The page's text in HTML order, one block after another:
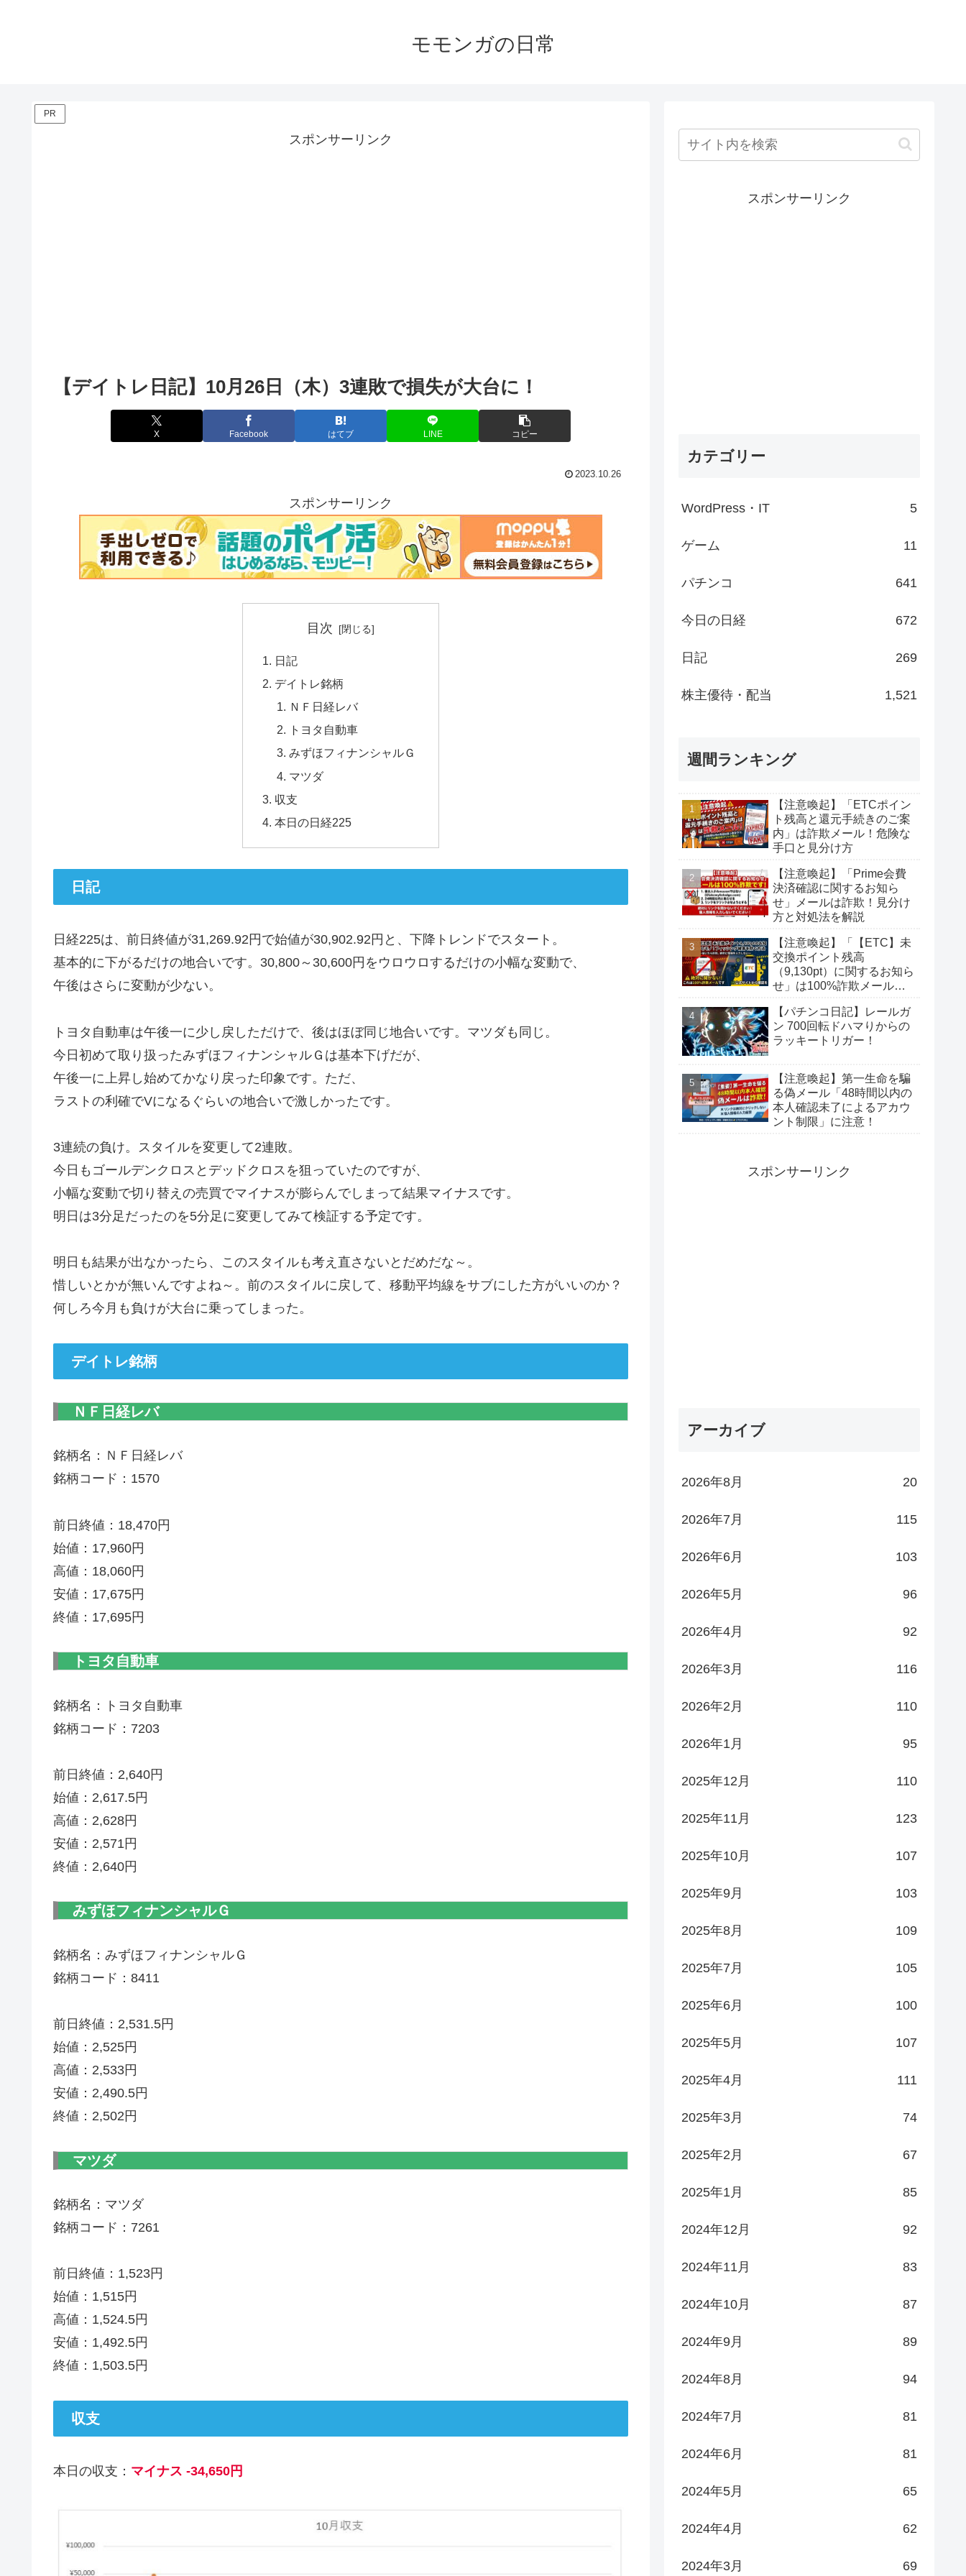
モモンガの日常
PR
スポンサーリンク
【デイトレ日記】10月26日（木）3連敗で損失が大台に！
X Facebook はてブ LINE コピー
2023.10.26
スポンサーリンク
目次
日記
デイトレ銘柄
ＮＦ日経レバ
トヨタ自動車
みずほフィナンシャルＧ
マツダ
収支
本日の日経225
日記
日経225は、前日終値が31,269.92円で始値が30,902.92円と、下降トレンドでスタート。
基本的に下がるだけの地合いです。30,800～30,600円をウロウロするだけの小幅な変動で、
午後はさらに変動が少ない。
トヨタ自動車は午後一に少し戻しただけで、後はほぼ同じ地合いです。マツダも同じ。
今日初めて取り扱ったみずほフィナンシャルＧは基本下げだが、
午後一に上昇し始めてかなり戻った印象です。ただ、
ラストの利確でVになるぐらいの地合いで激しかったです。
3連続の負け。スタイルを変更して2連敗。
今日もゴールデンクロスとデッドクロスを狙っていたのですが、
小幅な変動で切り替えの売買でマイナスが膨らんでしまって結果マイナスです。
明日は3分足だったのを5分足に変更してみて検証する予定です。
明日も結果が出なかったら、このスタイルも考え直さないとだめだな～。
惜しいとかが無いんですよね～。前のスタイルに戻して、移動平均線をサブにした方がいいのか？
何しろ今月も負けが大台に乗ってしまった。
デイトレ銘柄
ＮＦ日経レバ
銘柄名：ＮＦ日経レバ
銘柄コード：1570
前日終値：18,470円
始値：17,960円
高値：18,060円
安値：17,675円
終値：17,695円
トヨタ自動車
銘柄名：トヨタ自動車
銘柄コード：7203
前日終値：2,640円
始値：2,617.5円
高値：2,628円
安値：2,571円
終値：2,640円
みずほフィナンシャルＧ
銘柄名：みずほフィナンシャルＧ
銘柄コード：8411
前日終値：2,531.5円
始値：2,525円
高値：2,533円
安値：2,490.5円
終値：2,502円
マツダ
銘柄名：マツダ
銘柄コード：7261
前日終値：1,523円
始値：1,515円
高値：1,524.5円
安値：1,492.5円
終値：1,503.5円
収支
本日の収支： マイナス -34,650円
スポンサーリンク
カテゴリー
WordPress・IT 5
ゲーム 11
パチンコ 641
今日の日経 672
日記 269
株主優待・配当 1,521
週間ランキング
【注意喚起】「ETCポイン
ト残高と還元手続きのご案
内」は詐欺メール！危険な
手口と見分け方
【注意喚起】「Prime会費
決済確認に関するお知ら
せ」メールは詐欺！見分け
方と対処法を解説
【注意喚起】「【ETC】未
交換ポイント残高
（9,130pt）に関するお知ら
せ」は100%詐欺メール！
【パチンコ日記】レールガ
ン 700回転ドハマりからの
ラッキートリガー！
【注意喚起】第一生命を騙
る偽メール「48時間以内の
本人確認未了によるアカウ
ント制限」に注意！
スポンサーリンク
アーカイブ
2026年8月 20
2026年7月 115
2026年6月 103
2026年5月 96
2026年4月 92
2026年3月 116
2026年2月 110
2026年1月 95
2025年12月 110
2025年11月 123
2025年10月 107
2025年9月 103
2025年8月 109
2025年7月 105
2025年6月 100
2025年5月 107
2025年4月 111
2025年3月 74
2025年2月 67
2025年1月 85
2024年12月 92
2024年11月 83
2024年10月 87
2024年9月 89
2024年8月 94
2024年7月 81
2024年6月 81
2024年5月 65
2024年4月 62
2024年3月 69